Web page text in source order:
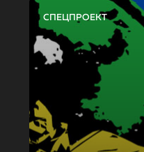
СПЕЦПРОЕКТ